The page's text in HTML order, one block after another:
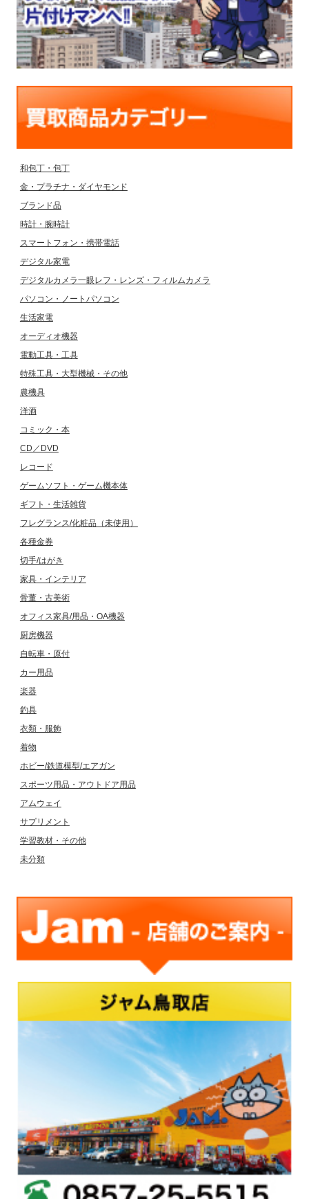
和包丁・包丁
金・プラチナ・ダイヤモンド
ブランド品
時計・腕時計
スマートフォン・携帯電話
デジタル家電
デジタルカメラ一眼レフ・レンズ・フィルムカメラ
パソコン・ノートパソコン
生活家電
オーディオ機器
電動工具・工具
特殊工具・大型機械・その他
農機具
洋酒
コミック・本
CD／DVD
レコード
ゲームソフト・ゲーム機本体
ギフト・生活雑貨
フレグランス/化粧品（未使用）
各種金券
切手/はがき
家具・インテリア
骨董・古美術
オフィス家具/用品・OA機器
厨房機器
自転車・原付
カー用品
楽器
釣具
衣類・服飾
着物
ホビー/鉄道模型/エアガン
スポーツ用品・アウトドア用品
アムウェイ
サプリメント
学習教材・その他
未分類